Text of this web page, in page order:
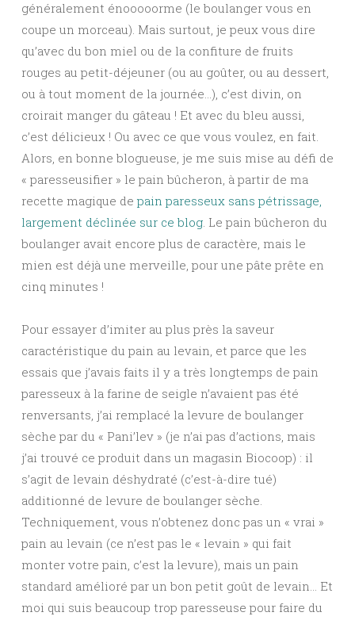
généralement énooooorme (le boulanger vous en
coupe un morceau). Mais surtout, je peux vous dire
qu’avec du bon miel ou de la confiture de fruits
rouges au petit-déjeuner (ou au goûter, ou au dessert,
ou à tout moment de la journée…), c’est divin, on
croirait manger du gâteau ! Et avec du bleu aussi,
c’est délicieux ! Ou avec ce que vous voulez, en fait.
Alors, en bonne blogueuse, je me suis mise au défi de
« paresseusifier » le pain bûcheron, à partir de ma
recette magique de pain paresseux sans pétrissage,
largement déclinée sur ce blog. Le pain bûcheron du
boulanger avait encore plus de caractère, mais le
mien est déjà une merveille, pour une pâte prête en
cinq minutes !
Pour essayer d’imiter au plus près la saveur
caractéristique du pain au levain, et parce que les
essais que j’avais faits il y a très longtemps de pain
paresseux à la farine de seigle n’avaient pas été
renversants, j’ai remplacé la levure de boulanger
sèche par du « Pani’lev » (je n’ai pas d’actions, mais
j’ai trouvé ce produit dans un magasin Biocoop) : il
s’agit de levain déshydraté (c’est-à-dire tué)
additionné de levure de boulanger sèche.
Techniquement, vous n’obtenez donc pas un « vrai »
pain au levain (ce n’est pas le « levain » qui fait
monter votre pain, c’est la levure), mais un pain
standard amélioré par un bon petit goût de levain… Et
moi qui suis beaucoup trop paresseuse pour faire du